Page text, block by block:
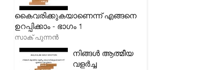
കൈവരിക്കുകയാണെന്ന് എങ്ങനെ
ഉറപ്പിക്കാം - ഭാഗം 1
സാക് പുന്നൻ
നിങ്ങൾ ആത്മീയ
വളർച്ച